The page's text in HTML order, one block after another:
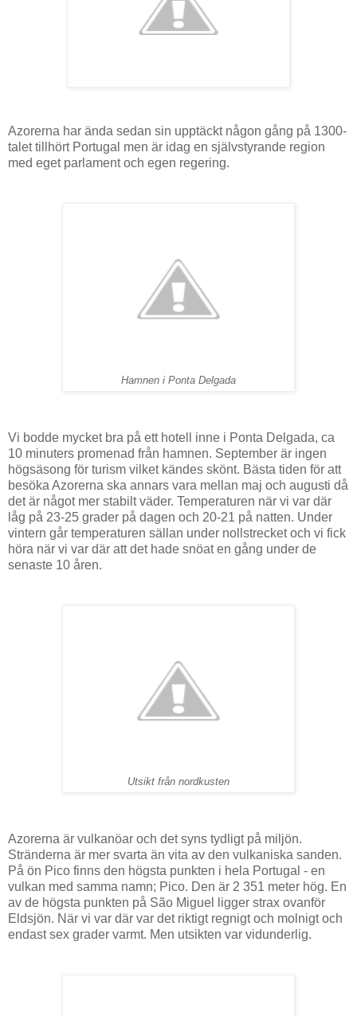
Azorerna har ända sedan sin upptäckt någon gång på 1300-
talet tillhört Portugal men är idag en självstyrande region
med eget parlament och egen regering.
Hamnen i Ponta Delgada
Vi bodde mycket bra på ett hotell inne i Ponta Delgada, ca
10 minuters promenad från hamnen. September är ingen
högsäsong för turism vilket kändes skönt. Bästa tiden för att
besöka Azorerna ska annars vara mellan maj och augusti då
det är något mer stabilt väder. Temperaturen när vi var där
låg på 23-25 grader på dagen och 20-21 på natten. Under
vintern går temperaturen sällan under nollstrecket och vi fick
höra när vi var där att det hade snöat en gång under de
senaste 10 åren.
Utsikt från nordkusten
Azorerna är vulkanöar och det syns tydligt på miljön.
Stränderna är mer svarta än vita av den vulkaniska sanden.
På ön Pico finns den högsta punkten i hela Portugal - en
vulkan med samma namn; Pico. Den är 2 351 meter hög. En
av de högsta punkten på São Miguel ligger strax ovanför
Eldsjön. När vi var där var det riktigt regnigt och molnigt och
endast sex grader varmt. Men utsikten var vidunderlig.